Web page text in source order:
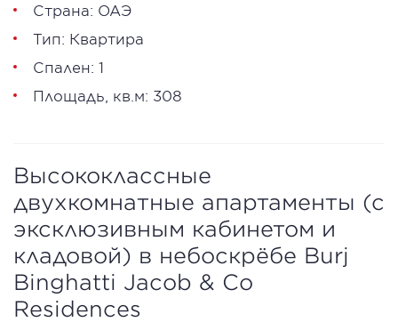
Страна: ОАЭ
Тип: Квартира
Спален: 1
Площадь, кв.м: 308
Высококлассные
двухкомнатные апартаменты (с
эксклюзивным кабинетом и
кладовой) в небоскрёбе Burj
Binghatti Jacob & Co
Residences